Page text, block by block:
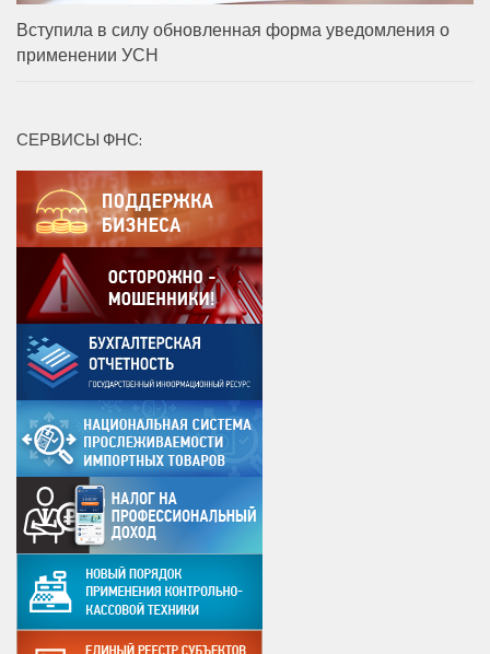
Вступила в силу обновленная форма уведомления о
применении УСН
СЕРВИСЫ ФНС: